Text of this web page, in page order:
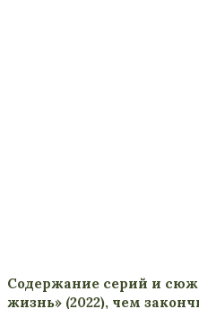
Содержание серий и
жизнь» (2022), чем